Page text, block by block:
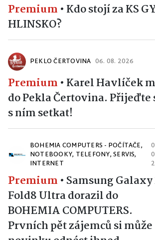
Premium • Kdo stojí za KS
HLINSKO?
PEKLO ČERTOVINA 06. 08. 2026
Premium • Karel Havlíček
do Pekla Čertovina. Přijeďte
s ním setkat!
BOHEMIA COMPUTERS - POČÍTAČE,
NOTEBOOKY, TELEFONY, SERVIS,
INTERNET
Premium • Samsung Galaxy
Fold8 Ultra dorazil do
BOHEMIA COMPUTERS.
Prvních pět zájemců si může